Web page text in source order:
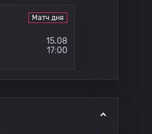
Матч дня
15.08
17:00